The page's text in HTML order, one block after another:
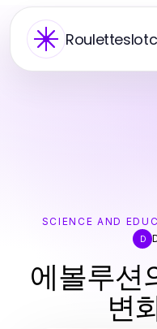
SCIENCE AND
D
에볼루션
변